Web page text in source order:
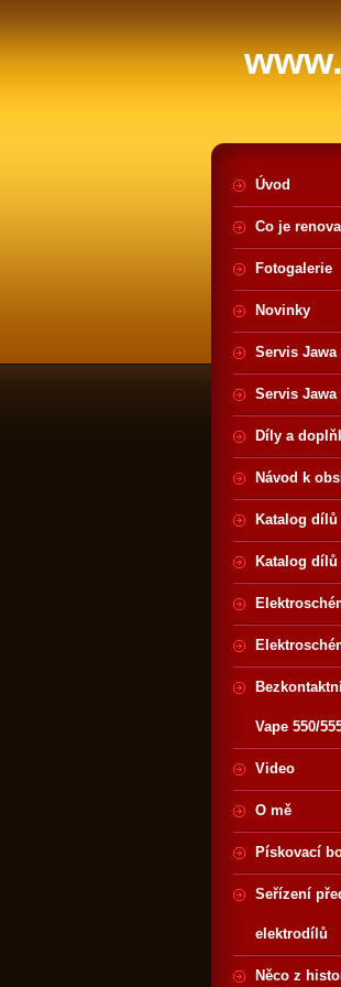
Úvod
Co je
Fotogalerie
Novinky
Servis Jawa
Servis Jawa
Díly a
Návod k
Katalog dílů
Katalog dílů
Vape 550/
Video
O mě
Pískovací
Seřízení
elektrodílů
Něco z